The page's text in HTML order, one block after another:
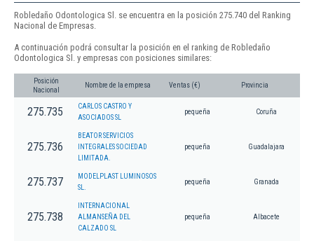
Robledaño Odontologica Sl. se encuentra en la posición 275.740 del Ranking
Nacional de Empresas.
A continuación podrá consultar la posición en el ranking de Robledaño
Odontologica Sl. y empresas con posiciones similares:
Posición
Nacional
Nombre de la empresa Ventas (€) Provincia
275.735
CARLOS CASTRO Y
ASOCIADOS SL
pequeña Coruña
275.736
BEATOR SERVICIOS
INTEGRALES SOCIEDAD
LIMITADA.
pequeña Guadalajara
275.737
MODELPLAST LUMINOSOS
SL.
pequeña Granada
275.738
INTERNACIONAL
ALMANSEÑA DEL
CALZADO SL
pequeña Albacete